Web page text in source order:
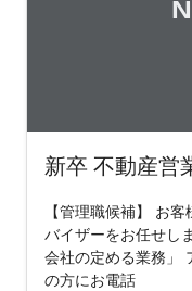
新卒 不動産営
【管理職候補】 お
バイザーをお任せし
会社の定める業務」
の方にお電話